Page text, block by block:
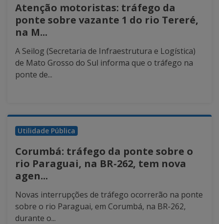
Atenção motoristas: tráfego da
ponte sobre vazante 1 do rio Tereré,
na M...
A Seilog (Secretaria de Infraestrutura e Logística)
de Mato Grosso do Sul informa que o tráfego na
ponte de...
Utilidade Pública
Corumbá: tráfego da ponte sobre o
rio Paraguai, na BR-262, tem nova
agen...
Novas interrupções de tráfego ocorrerão na ponte
sobre o rio Paraguai, em Corumbá, na BR-262,
durante o...